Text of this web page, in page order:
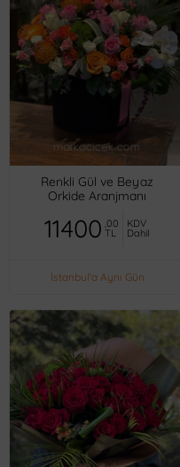
Renkli Gül ve Beyaz
Orkide Aranjmanı
11400 ,00
TL
KDV
Dahil
İstanbul'a Aynı Gün